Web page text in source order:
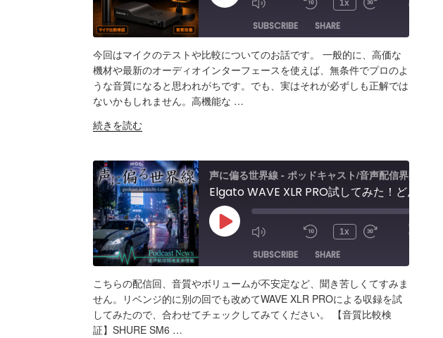
1x
00:38:01
SUBSCRIBE
SHARE
Amazon Apple Podcasts
RSS
Spotify
SHARE
LINK
EMBED
今回はマイクのテストや比較についてのお話です。 一般的に、高価な
機材や最新のオーディオインターフェースを使えば、無条件でプロのよ
うな音質になると思われがちです。でも、実はそれが必ずしも正解では
ないかもしれません。高機能な …
"【音
較
検
証】
SHURE
SM63
vs
Fifine
AM8
Elgato
Wave
続きを読む
声に偏る世界線 - ポッドキャスト/音声配信界隈
Play
1x
00:00
00:28:34
SUBSCRIBE
SHARE
Amazon Apple Podcasts
RSS
Spotify
SHARE
LINK
こちらの配信回、音質やボリュームが不安定など、聞き苦しくてすみま
せん。リベンジ的に別の回でも改めてWAVE XLR PROによる収録を試
してみたので、合わせてチェックしてみてください。 【音質比較検
証】SHURE SM6 …